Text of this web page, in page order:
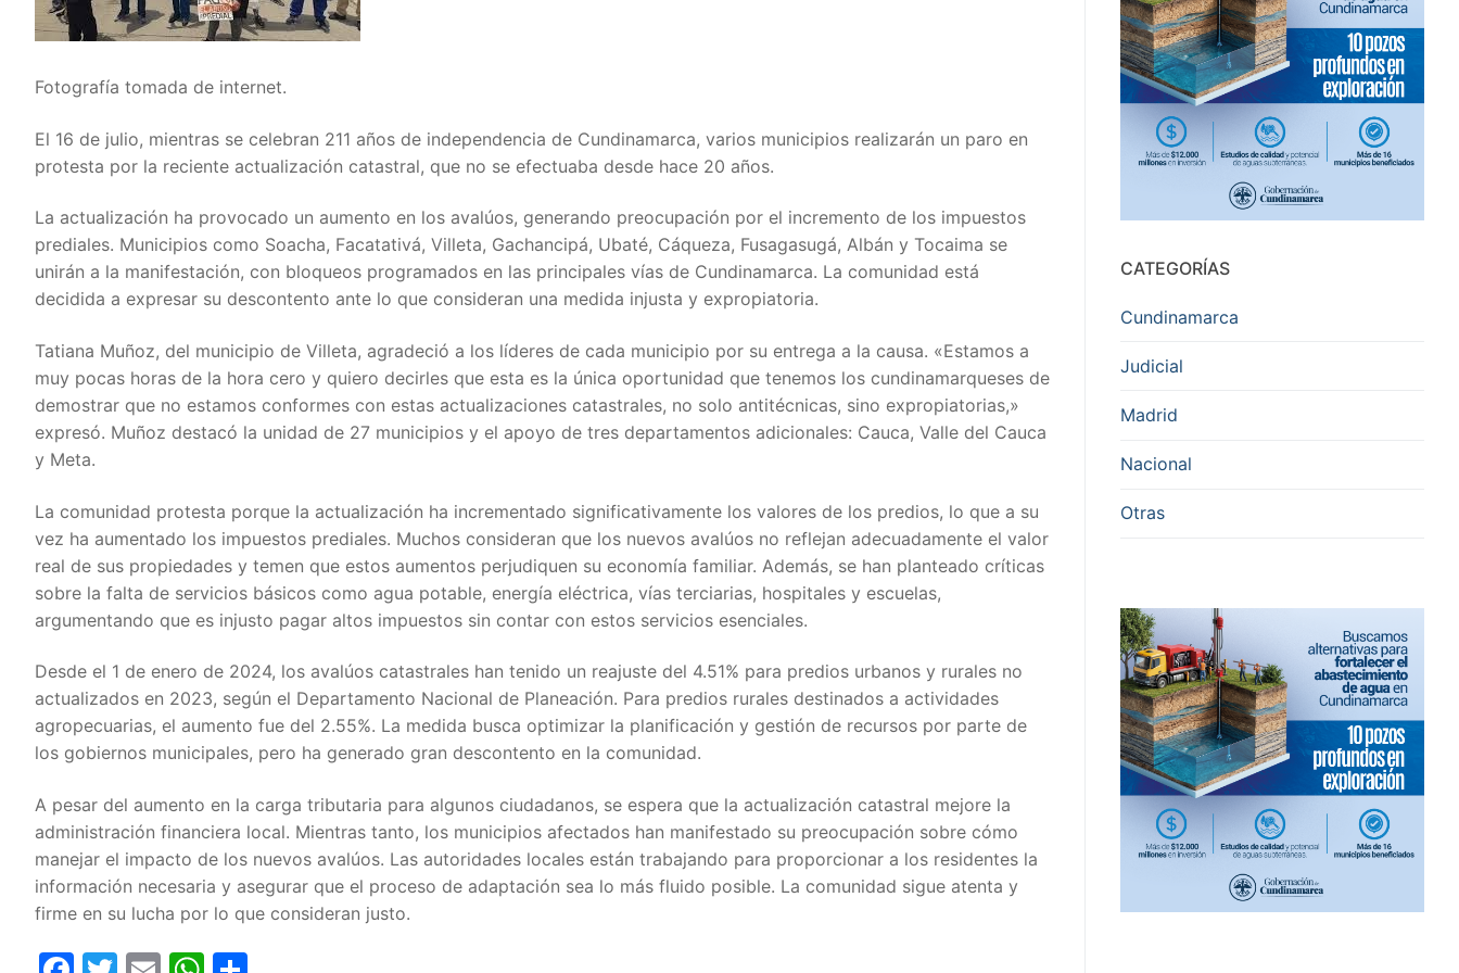
Fotografía tomada de internet.
El 16 de julio, mientras se celebran 211 años de independencia de Cundinamarca, varios municipios realizarán un paro en
protesta por la reciente actualización catastral, que no se efectuaba desde hace 20 años.
La actualización ha provocado un aumento en los avalúos, generando preocupación por el incremento de los impuestos
prediales. Municipios como Soacha, Facatativá, Villeta, Gachancipá, Ubaté, Cáqueza, Fusagasugá, Albán y Tocaima se
unirán a la manifestación, con bloqueos programados en las principales vías de Cundinamarca. La comunidad está
decidida a expresar su descontento ante lo que consideran una medida injusta y expropiatoria.
Tatiana Muñoz, del municipio de Villeta, agradeció a los líderes de cada municipio por su entrega a la causa. «Estamos a
muy pocas horas de la hora cero y quiero decirles que esta es la única oportunidad que tenemos los cundinamarqueses de
demostrar que no estamos conformes con estas actualizaciones catastrales, no solo antitécnicas, sino expropiatorias,»
expresó. Muñoz destacó la unidad de 27 municipios y el apoyo de tres departamentos adicionales: Cauca, Valle del Cauca
y Meta.
La comunidad protesta porque la actualización ha incrementado significativamente los valores de los predios, lo que a su
vez ha aumentado los impuestos prediales. Muchos consideran que los nuevos avalúos no reflejan adecuadamente el valor
real de sus propiedades y temen que estos aumentos perjudiquen su economía familiar. Además, se han planteado críticas
sobre la falta de servicios básicos como agua potable, energía eléctrica, vías terciarias, hospitales y escuelas,
argumentando que es injusto pagar altos impuestos sin contar con estos servicios esenciales.
Desde el 1 de enero de 2024, los avalúos catastrales han tenido un reajuste del 4.51% para predios urbanos y rurales no
actualizados en 2023, según el Departamento Nacional de Planeación. Para predios rurales destinados a actividades
agropecuarias, el aumento fue del 2.55%. La medida busca optimizar la planificación y gestión de recursos por parte de
los gobiernos municipales, pero ha generado gran descontento en la comunidad.
A pesar del aumento en la carga tributaria para algunos ciudadanos, se espera que la actualización catastral mejore la
administración financiera local. Mientras tanto, los municipios afectados han manifestado su preocupación sobre cómo
manejar el impacto de los nuevos avalúos. Las autoridades locales están trabajando para proporcionar a los residentes la
información necesaria y asegurar que el proceso de adaptación sea lo más fluido posible. La comunidad sigue atenta y
firme en su lucha por lo que consideran justo.
CATEGORÍAS
Cundinamarca
Judicial
Madrid
Nacional
Otras